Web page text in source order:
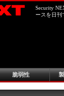
Security
ースを日刊
脆弱性